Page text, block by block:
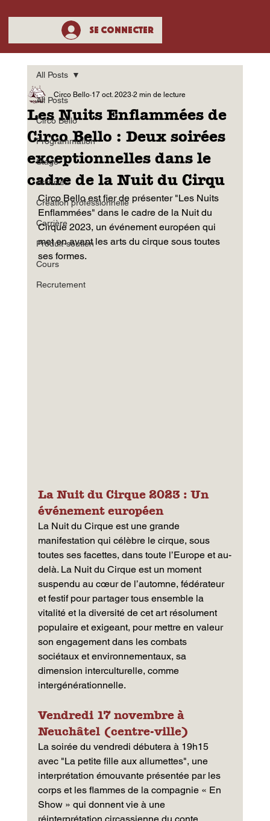
Se connecter
All Posts
Circo Bello
Programmation
Stage
Archives
Création professionnelle
Carrière
Produit-soutien
Cours
Recrutement
All Posts
Les Nuits Enflammées de
Circo Bello : Deux soirées
exceptionnelles dans le
cadre de la Nuit du Cirqu
Circo Bello 17 oct. 2023 2 min de lecture
Circo Bello est fier de présenter "Les Nuits
Enflammées" dans le cadre de la Nuit du
Cirque 2023, un événement européen qui
met en avant les arts du cirque sous toutes
ses formes.
La Nuit du Cirque 2023 : Un
événement européen
La Nuit du Cirque est une grande
manifestation qui célèbre le cirque, sous
toutes ses facettes, dans toute l’Europe et au-
delà. La Nuit du Cirque est un moment
suspendu au cœur de l’automne, fédérateur
et festif pour partager tous ensemble la
vitalité et la diversité de cet art résolument
populaire et exigeant, pour mettre en valeur
son engagement dans les combats
sociétaux et environnementaux, sa
dimension interculturelle, comme
intergénérationnelle.
Vendredi 17 novembre à
Neuchâtel (centre-ville)
La soirée du vendredi débutera à 19h15
avec "La petite fille aux allumettes", une
interprétation émouvante présentée par les
corps et les flammes de la compagnie « En
Show » qui donnent vie à une